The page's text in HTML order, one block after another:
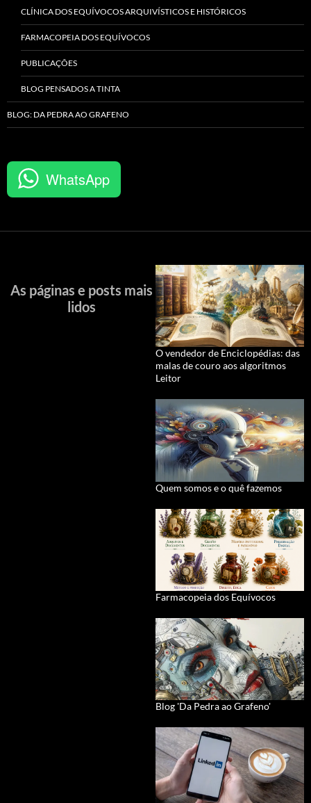
CLÍNICA DOS EQUÍVOCOS ARQUIVÍSTICOS E HISTÓRICOS
FARMACOPEIA DOS EQUÍVOCOS
PUBLICAÇÕES
BLOG PENSADOS A TINTA
BLOG: DA PEDRA AO GRAFENO
WhatsApp
As páginas e posts mais
lidos
O vendedor de Enciclopédias: das
malas de couro aos algoritmos
Leitor
Quem somos e o quê fazemos
Farmacopeia dos Equívocos
Blog 'Da Pedra ao Grafeno'